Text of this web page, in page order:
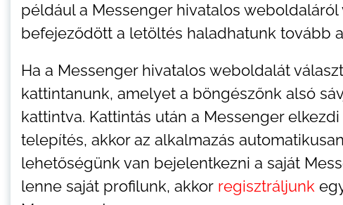
például a Messenger hivatalos
befejeződött a letöltés haladhatunk tovább
Ha a Messenger hivatalos weboldalát
kattintanunk, amelyet a böngészőnk alsó
kattintva. Kattintás után a Messenger
telepítés, akkor az alkalmazás
lehetőségünk van bejelentkezni a saját
lenne saját profilunk, akkor regisztráljunk